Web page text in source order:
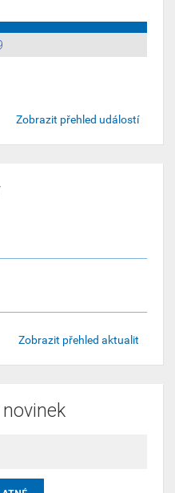
Zobrazit přehled událostí
Zobrazit přehled aktualit